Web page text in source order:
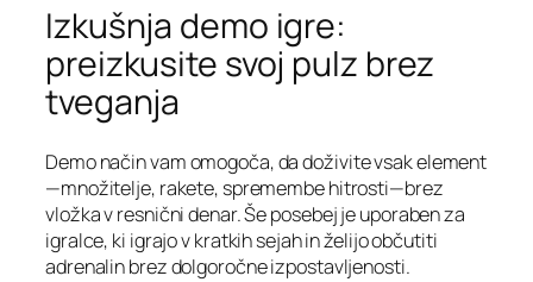
Izkušnja demo igre:
preizkusite svoj pulz brez
tveganja
Demo način vam omogoča, da doživite vsak element
—množitelje, rakete, spremembe hitrosti—brez
vložka v resnični denar. Še posebej je uporaben za
igralce, ki igrajo v kratkih sejah in želijo občutiti
adrenalin brez dolgoročne izpostavljenosti.